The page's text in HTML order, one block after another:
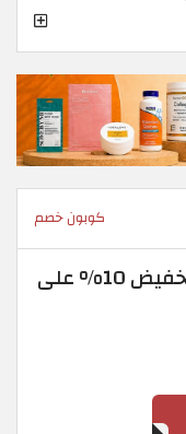
كوبون خصم
كود خصم فارفيتش مشاهير | تخفيض 10% على